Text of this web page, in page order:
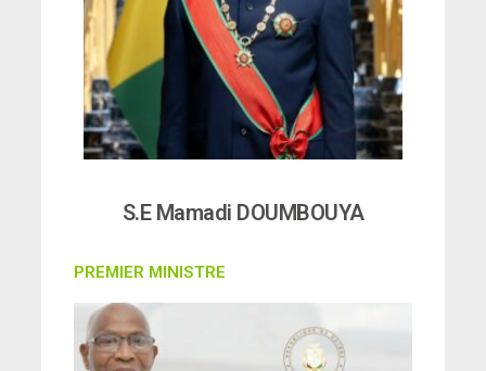
S.E Mamadi DOUMBOUYA
PREMIER MINISTRE